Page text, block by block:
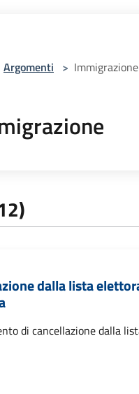
Argomenti > Immigrazione
dalla lista
di cancellazione dalla